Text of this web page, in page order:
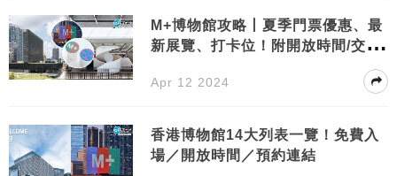
M+博物館攻略丨夏季門票優惠、最
新展覽、打卡位！附開放時間/交通
Apr 12 2024
香港博物館14大列表一覽！免費入
場／開放時間／預約連結